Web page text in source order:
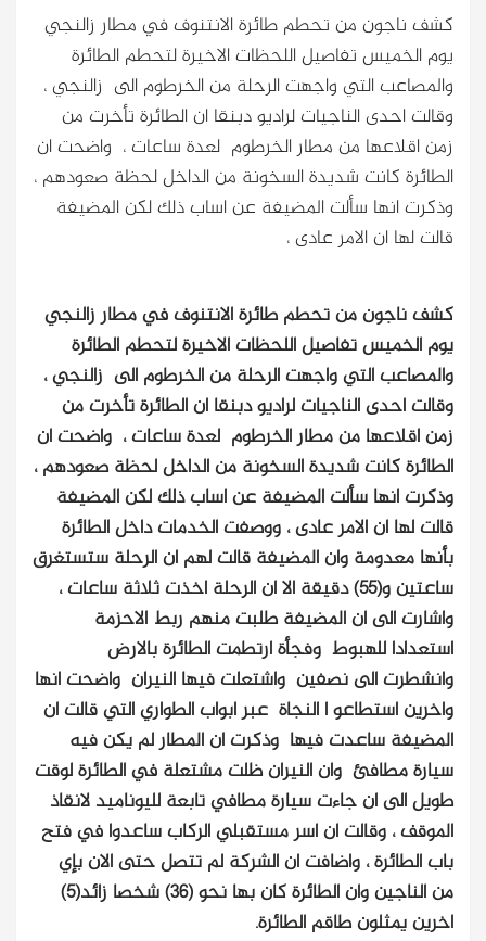
كشف ناجون من تحطم طائرة الانتنوف في مطار زالنجي
يوم الخميس تفاصيل اللحظات الاخيرة لتحطم الطائرة
والمصاعب التي واجهت الرحلة من الخرطوم الى زالنجي ،
وقالت احدى الناجيات لراديو دبنقا ان الطائرة تأخرت من
زمن اقلاعها من مطار الخرطوم لعدة ساعات ، واضحت ان
الطائرة كانت شديدة السخونة من الداخل لحظة صعودهم ،
وذكرت انها سألت المضيفة عن اساب ذلك لكن المضيفة
قالت لها ان الامر عادى ،
كشف ناجون من تحطم طائرة الانتنوف في مطار زالنجي
يوم الخميس تفاصيل اللحظات الاخيرة لتحطم الطائرة
والمصاعب التي واجهت الرحلة من الخرطوم الى زالنجي ،
وقالت احدى الناجيات لراديو دبنقا ان الطائرة تأخرت من
زمن اقلاعها من مطار الخرطوم لعدة ساعات ، واضحت ان
الطائرة كانت شديدة السخونة من الداخل لحظة صعودهم ،
وذكرت انها سألت المضيفة عن اساب ذلك لكن المضيفة
قالت لها ان الامر عادى ، ووصفت الخدمات داخل الطائرة
بأنها معدومة وان المضيفة قالت لهم ان الرحلة ستستغرق
ساعتين و(55) دقيقة الا ان الرحلة اخذت ثلاثة ساعات ،
واشارت الى ان المضيفة طلبت منهم ربط الاحزمة
استعدادا للهبوط وفجأة ارتطمت الطائرة بالارض
وانشطرت الى نصفين واشتعلت فيها النيران واضحت انها
واخرين استطاعو ا النجاة عبر ابواب الطواري التي قالت ان
المضيفة ساعدت فيها وذكرت ان المطار لم يكن فيه
سيارة مطافئ وان النيران ظلت مشتعلة في الطائرة لوقت
طويل الى ان جاءت سيارة مطافي تابعة لليوناميد لانقاذ
الموقف ، وقالت ان اسر مستقبلي الركاب ساعدوا في فتح
باب الطائرة ، واضافت ان الشركة لم تتصل حتى الان بإي
من الناجين وان الطائرة كان بها نحو (36) شخصا زائد(5)
اخرين يمثلون طاقم الطائرة.